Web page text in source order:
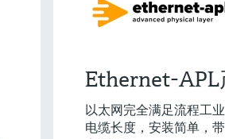
Ethernet-
以太网完全满足流程工
电缆长度，安装简单，